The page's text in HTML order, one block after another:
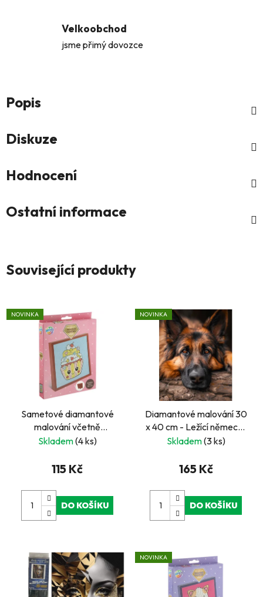
Velkoobchod
jsme přimý dovozce
Popis
Diskuze
Hodnocení
Ostatní informace
Související produkty
NOVINKA
Sametové diamantové
malování včetně
rámečku- donut
Skladem(4 ks)
115 Kč
DO KOŠÍKU
NOVINKA
Diamantové malování 30
x 40 cm - Ležící německý
ovčák
Skladem(3 ks)
165 Kč
DO KOŠÍKU
NOVINKA